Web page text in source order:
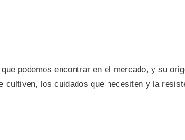
podemos encontrar en el mercado, y su
cultiven, los cuidados que necesiten y la